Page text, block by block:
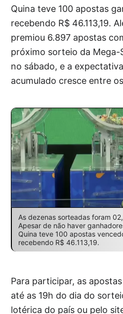
Quina teve 100 apostas
recebendo R$ 46.113,19.
premiou 6.897 apostas
próximo sorteio da Mega-
no sábado, e a
acumulado cresce entre
As dezenas sorteadas foram
Apesar de não haver
Quina teve 100 apostas
recebendo R$ 46.113,19.
Para participar, as
até as 19h do dia do
lotérica do país ou pelo